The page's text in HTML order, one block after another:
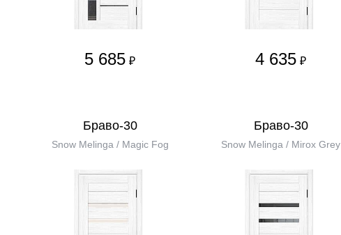
5 685 ₽ 4 635 ₽
Браво-30
Snow Melinga / Magic Fog
Браво-30
Snow Melinga / Mirox Grey